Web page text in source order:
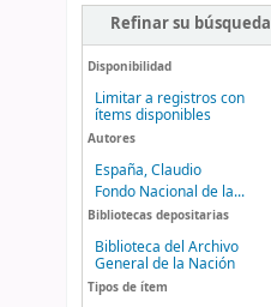
Refinar su búsqueda
Disponibilidad
Limitar a registros con
ítems disponibles
Autores
España, Claudio
Fondo Nacional de la...
Bibliotecas depositarias
Biblioteca del Archivo
General de la Nación
Tipos de ítem